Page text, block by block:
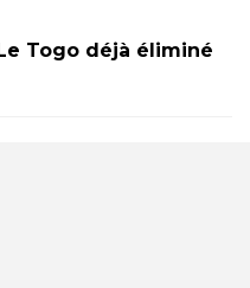
Togo déjà éliminé